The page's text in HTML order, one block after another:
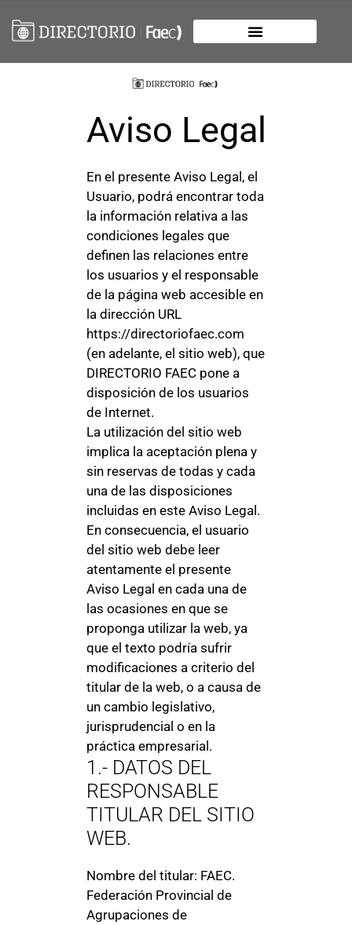
Aviso Legal
En el presente Aviso Legal, el
Usuario, podrá encontrar toda
la información relativa a las
condiciones legales que
definen las relaciones entre
los usuarios y el responsable
de la página web accesible en
la dirección URL
https://directoriofaec.com
(en adelante, el sitio web), que
DIRECTORIO FAEC pone a
disposición de los usuarios
de Internet.
La utilización del sitio web
implica la aceptación plena y
sin reservas de todas y cada
una de las disposiciones
incluidas en este Aviso Legal.
En consecuencia, el usuario
del sitio web debe leer
atentamente el presente
Aviso Legal en cada una de
las ocasiones en que se
proponga utilizar la web, ya
que el texto podría sufrir
modificaciones a criterio del
titular de la web, o a causa de
un cambio legislativo,
jurisprudencial o en la
práctica empresarial.
1.- DATOS DEL
RESPONSABLE
TITULAR DEL SITIO
WEB.
Nombre del titular: FAEC.
Federación Provincial de
Agrupaciones de